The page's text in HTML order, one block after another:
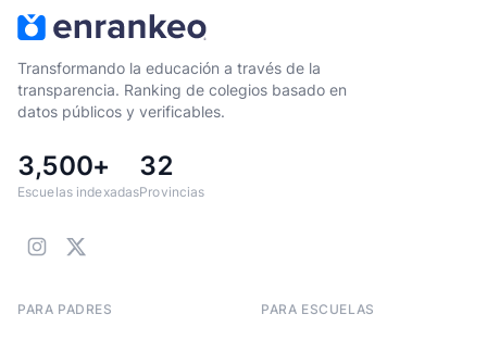
Transformando la educación a través de la
transparencia. Ranking de colegios basado en
datos públicos y verificables.
3,500+
Escuelas indexadas
32
Provincias
PARA PADRES PARA ESCUELAS